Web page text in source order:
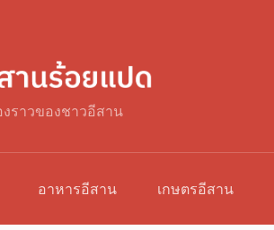
งราวของชาวอีสาน
อาหารอีสาน เกษตรอีสาน